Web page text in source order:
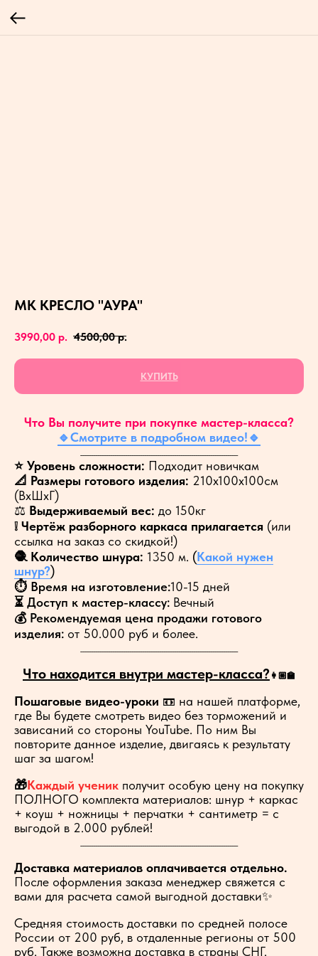
МК КРЕСЛО "АУРА"
3990,00 р. 4500,00 р.
КУПИТЬ
Что Вы получите при покупке мастер-класса?
🔹Cмотрите в подробном видео!🔹
⭐️ Уровень сложности: Подходит новичкам
📐 Размеры готового изделия: 210х100х100см
(ВхШхГ)
⚖️ Выдерживаемый вес: до 150кг
❕ Чертёж разборного каркаса прилагается (или
ссылка на заказ со скидкой!)
🧶 Количество шнура: 1350 м. (Какой нужен
шнур?)
⏱️ Время на изготовление:10-15 дней
⏳ Доступ к мастер-классу: Вечный
💰 Рекомендуемая цена продажи готового
изделия: от 50.000 руб и более.
Что находится внутри мастер-класса? 👩🏼‍🏫
Пошаговые видео-уроки 📼 на нашей платформе,
где Вы будете смотреть видео без торможений и
зависаний со стороны YouTube. По ним Вы
повторите данное изделие, двигаясь к результату
шаг за шагом!
🎁Каждый ученик получит особую цену на покупку
ПОЛНОГО комплекта материалов: шнур + каркас
+ коуш + ножницы + перчатки + сантиметр = с
выгодой в 2.000 рублей!
Доставка материалов оплачивается отдельно.
После оформления заказа менеджер свяжется с
вами для расчета самой выгодной доставки✨
Средняя стоимость доставки по средней полосе
России от 200 руб, в отдаленные регионы от 500
руб. Также возможна доставка в страны СНГ.